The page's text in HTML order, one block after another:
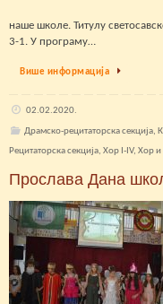
наше школе. Титулу
3-1. У програму…
Више информација
02.02.2020.
Драмско-рецитаторска секција,
Рецитаторска секција, Хор I-IV, Хор и
Прослава Дана